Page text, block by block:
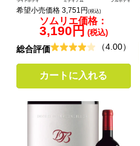
希望小売価格 3,751円(税込)
ソムリエ価格：
3,190円 (税込)
総合評価 （4.00）
カートに入れる